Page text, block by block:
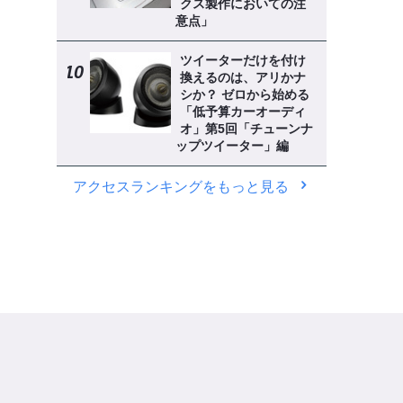
クス製作においての注
意点」
ツイーターだけを付け
換えるのは、アリかナ
シか？ ゼロから始める
「低予算カーオーディ
オ」第5回「チューンナ
ップツイーター」編
アクセスランキングをもっと見る